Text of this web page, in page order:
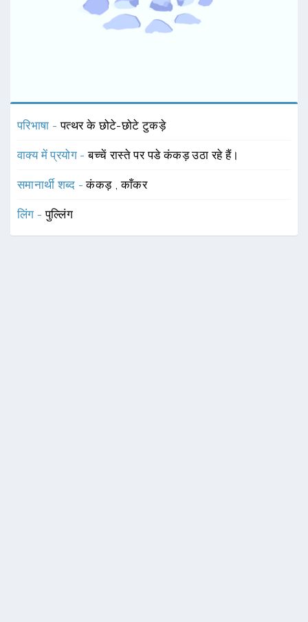
परिभाषा -पत्थर के छोटे-छोटे टुकड़े
वाक्य में प्रयोग -बच्चें रास्ते पर पडे कंकड़ उठा रहे हैं।
समानार्थी शब्द -कंकड़ ,काँकर
लिंग -पुल्लिंग